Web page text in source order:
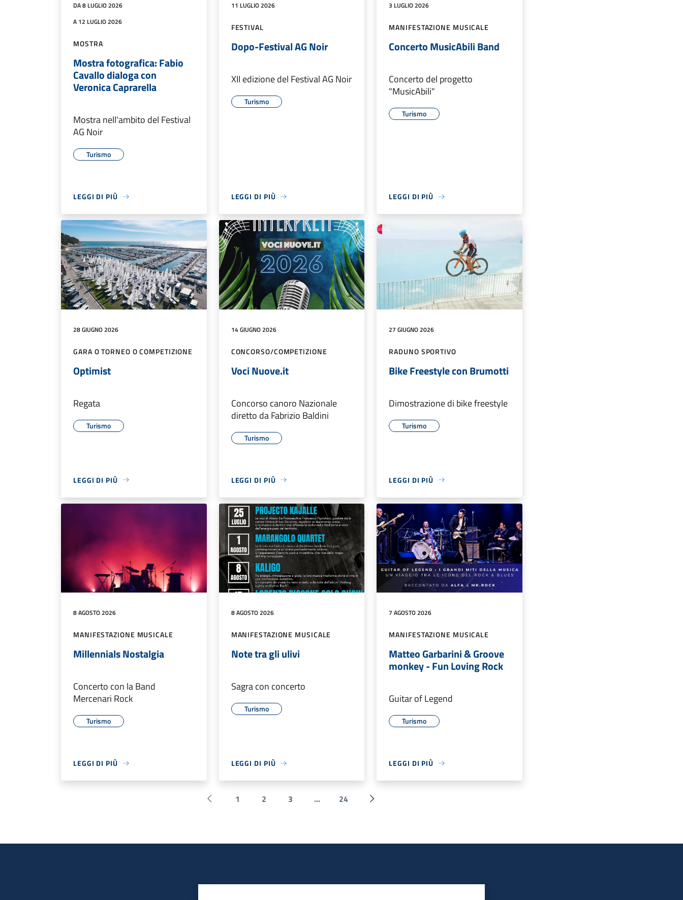
DA 8 LUGLIO 2026
A 12 LUGLIO 2026
MOSTRA
Mostra fotografica: Fabio
Cavallo dialoga con
Veronica Caprarella
Mostra nell'ambito del Festival
AG Noir
Turismo
LEGGI DI PIÙ
11 LUGLIO 2026
FESTIVAL
Dopo-Festival AG Noir
XII edizione del Festival AG Noir
Turismo
LEGGI DI PIÙ
3 LUGLIO 2026
MANIFESTAZIONE MUSICALE
Concerto MusicAbili Band
Concerto del progetto
"MusicAbili"
Turismo
LEGGI DI PIÙ
28 GIUGNO 2026
GARA O TORNEO O COMPETIZIONE
Optimist
Regata
Turismo
LEGGI DI PIÙ
14 GIUGNO 2026
CONCORSO/COMPETIZIONE
Voci Nuove.it
Concorso canoro Nazionale
diretto da Fabrizio Baldini
Turismo
LEGGI DI PIÙ
27 GIUGNO 2026
RADUNO SPORTIVO
Bike Freestyle con Brumotti
Dimostrazione di bike freestyle
Turismo
LEGGI DI PIÙ
8 AGOSTO 2026
MANIFESTAZIONE MUSICALE
Millennials Nostalgia
Concerto con la Band
Mercenari Rock
Turismo
LEGGI DI PIÙ
8 AGOSTO 2026
MANIFESTAZIONE MUSICALE
Note tra gli ulivi
Sagra con concerto
Turismo
LEGGI DI PIÙ
7 AGOSTO 2026
MANIFESTAZIONE MUSICALE
Matteo Garbarini & Groove
monkey - Fun Loving Rock
Guitar of Legend
Turismo
LEGGI DI PIÙ
Pagina precedente
1 2 3 ... 24
Successiva »